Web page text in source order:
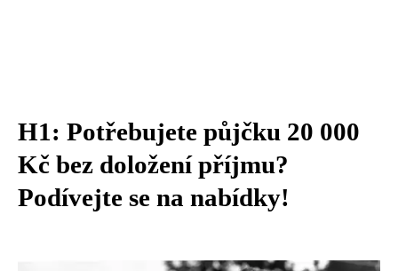
H1: Potřebujete půjčku 20 000
Kč bez doložení příjmu?
Podívejte se na nabídky!